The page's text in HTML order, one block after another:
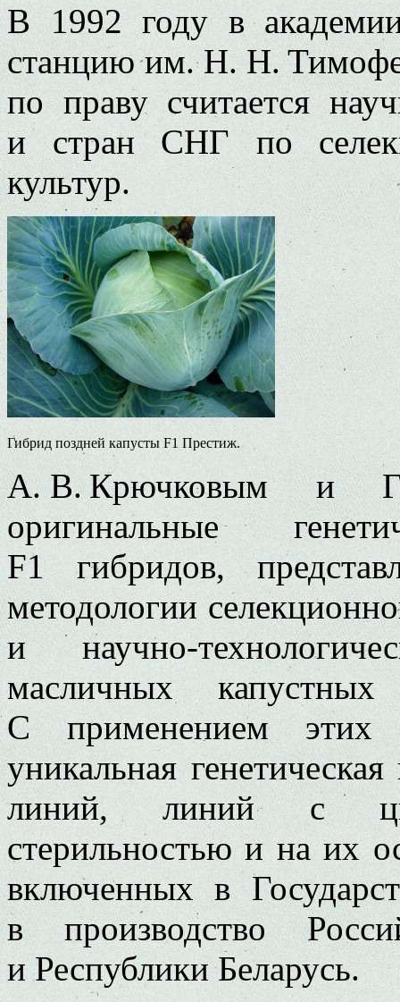
В 1992 году в
станцию им. Н. Н.
по праву считается
и стран СНГ по
культур.
Гибрид поздней капусты F1 Престиж.
А. В. Крючковым и Г.
оригинальные
F1 гибридов,
методологии
и научно-
масличных
С применением этих
уникальная
линий, линий с
стерильностью и на их
включенных в
в производство
и Республики Беларусь.